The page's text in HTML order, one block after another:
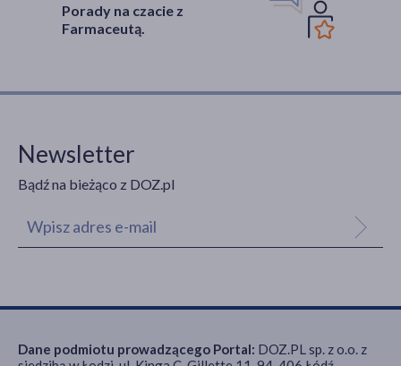
Porady na czacie z
Farmaceutą.
Newsletter
Bądź na bieżąco z DOZ.pl
Dane podmiotu prowadzącego Portal: DOZ.PL sp. z o.o. z